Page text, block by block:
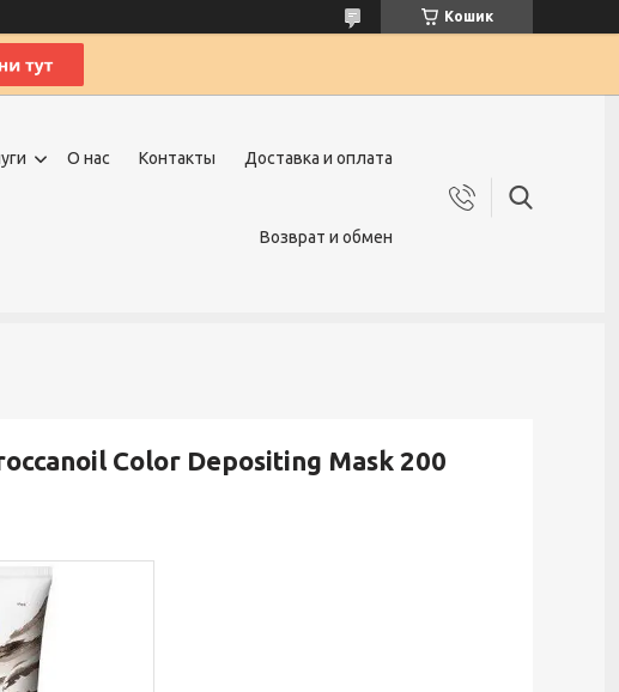
Кошик
О нас Контакты Доставка и оплата
Возврат и обмен
Color Depositing Mask 200